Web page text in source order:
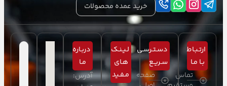
خرید عمده محصولات
ارتـبـاط
بـا مـا
تماس
دسـتـرسـی
سـریـع
صفحه
لـیـنـک
هـای
مـفـید
دربـاره
مـا
آدرس: